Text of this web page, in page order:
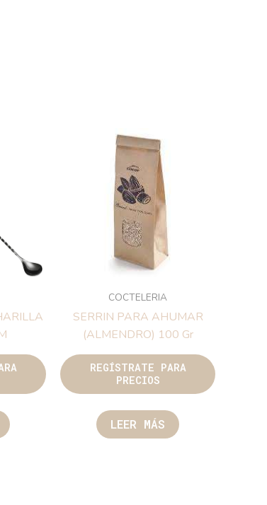
COCTELERIA
SERRIN PARA AHUMAR
(ALMENDRO) 100 Gr
REGÍSTRATE PARA
PRECIOS
LEER MÁS